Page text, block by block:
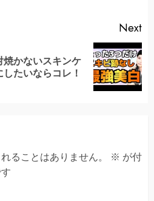
Next
焼かないスキンケ
たいならコレ！
ることはありません。 ※ が付